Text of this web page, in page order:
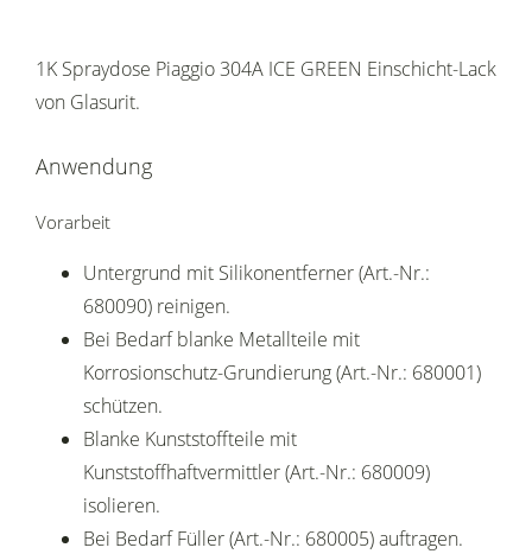
1K Spraydose Piaggio 304A ICE GREEN Einschicht-Lack
von Glasurit.
Anwendung
Vorarbeit
Untergrund mit Silikonentferner (Art.-Nr.:
680090) reinigen.
Bei Bedarf blanke Metallteile mit
Korrosionschutz-Grundierung (Art.-Nr.: 680001)
schützen.
Blanke Kunststoffteile mit
Kunststoffhaftvermittler (Art.-Nr.: 680009)
isolieren.
Bei Bedarf Füller (Art.-Nr.: 680005) auftragen.